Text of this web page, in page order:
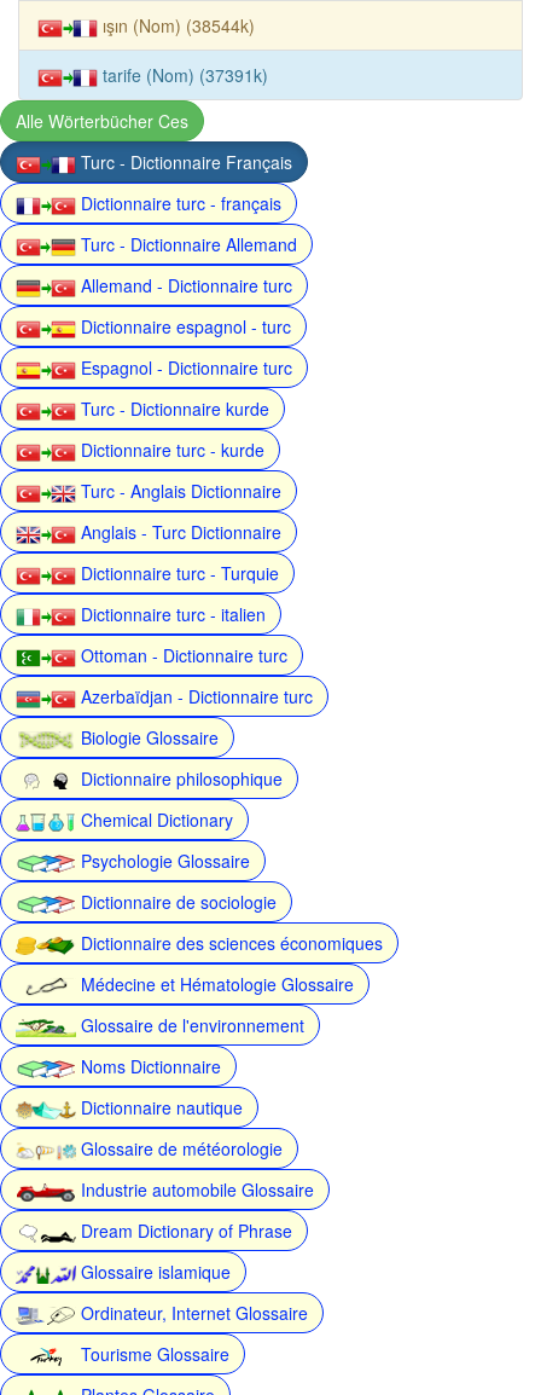
ışın (Nom) (38544k)
tarife (Nom) (37391k)
Alle Wörterbücher Ces
Turc - Dictionnaire Français
Dictionnaire turc - français
Turc - Dictionnaire Allemand
Allemand - Dictionnaire turc
Dictionnaire espagnol - turc
Espagnol - Dictionnaire turc
Turc - Dictionnaire kurde
Dictionnaire turc - kurde
Turc - Anglais Dictionnaire
Anglais - Turc Dictionnaire
Dictionnaire turc - Turquie
Dictionnaire turc - italien
Ottoman - Dictionnaire turc
Azerbaïdjan - Dictionnaire turc
Biologie Glossaire
Dictionnaire philosophique
Chemical Dictionary
Psychologie Glossaire
Dictionnaire de sociologie
Dictionnaire des sciences économiques
Médecine et Hématologie Glossaire
Glossaire de l'environnement
Noms Dictionnaire
Dictionnaire nautique
Glossaire de météorologie
Industrie automobile Glossaire
Dream Dictionary of Phrase
Glossaire islamique
Ordinateur, Internet Glossaire
Tourisme Glossaire